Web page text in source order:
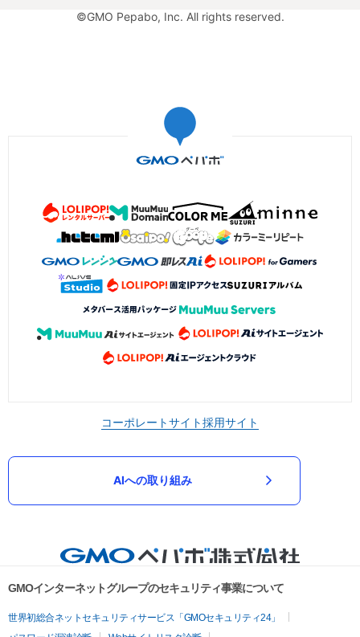
©GMO Pepabo, Inc. All rights reserved.
コーポレートサイト採用サイト
AIへの取り組み
GMOインターネットグループのセキュリティ事業について
世界初総合ネットセキュリティサービス「GMOセキュリティ24」